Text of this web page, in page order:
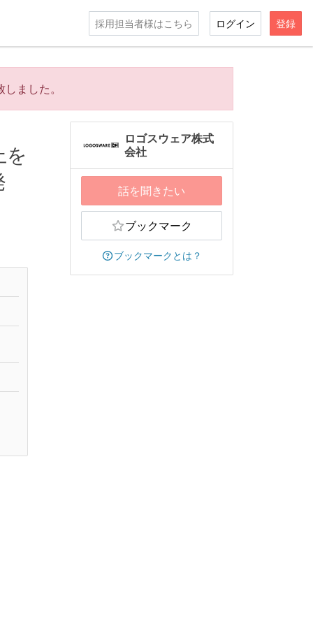
採用担当者様はこちら ログイン 登録
ました。
を
ロゴスウェア株式
会社
話を聞きたい
ブックマーク
ブックマークとは？